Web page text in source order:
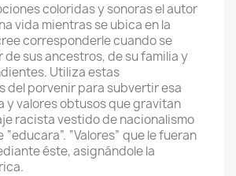
coloridas y sonoras el autor
vida mientras se ubica en la
corresponderle cuando se
sus ancestros, de su familia y
Utiliza estas
del porvenir para subvertir esa
y valores obtusos que gravitan
racista vestido de nacionalismo
“educara”. “Valores” que le fueran
éste, asignándole la